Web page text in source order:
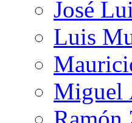
José
Luis
Miguel